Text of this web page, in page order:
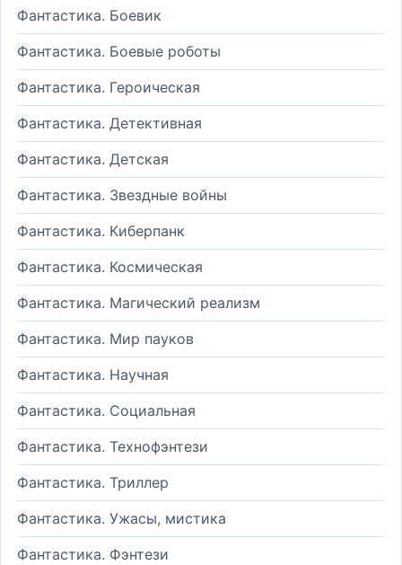
Фантастика. Боевик
Фантастика. Боевые роботы
Фантастика. Героическая
Фантастика. Детективная
Фантастика. Детская
Фантастика. Звездные войны
Фантастика. Киберпанк
Фантастика. Космическая
Фантастика. Магический реализм
Фантастика. Мир пауков
Фантастика. Научная
Фантастика. Социальная
Фантастика. Технофэнтези
Фантастика. Триллер
Фантастика. Ужасы, мистика
Фантастика. Фэнтези